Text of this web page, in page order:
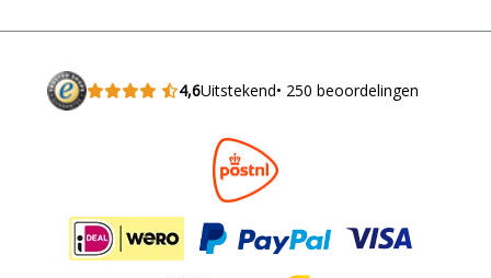
4,6Uitstekend• 250 beoordelingen